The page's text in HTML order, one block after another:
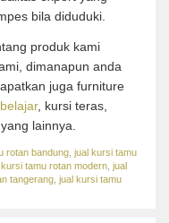
bila diduduki.
produk kami
dimanapun anda
juga furniture
, kursi teras,
lainnya.
rotan bandung jual kursi tamu
kursi tamu rotan modern jual
tangerang jual kursi tamu